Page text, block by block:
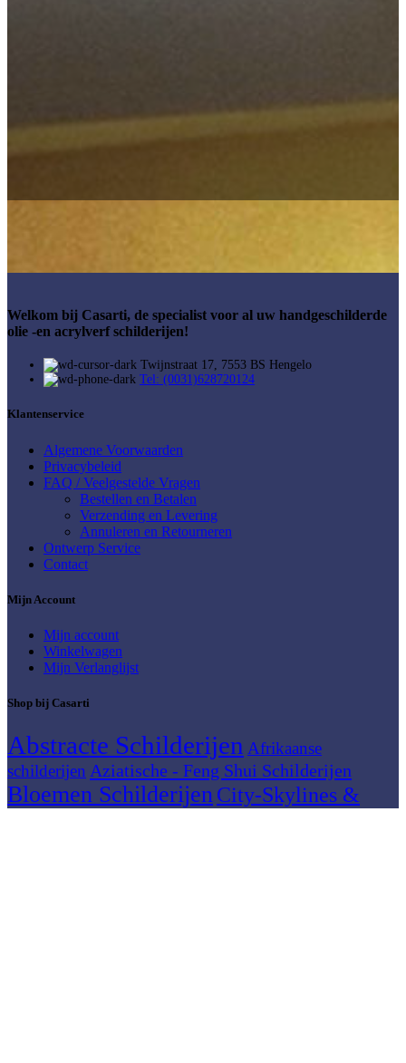
Welkom bij Casarti, de specialist voor al uw handgeschilderde
olie -en acrylverf schilderijen!
Twijnstraat 17, 7553 BS Hengelo
Tel: (0031)628720124
Klantenservice
Algemene Voorwaarden
Privacybeleid
FAQ / Veelgestelde Vragen
Bestellen en Betalen
Verzending en Levering
Annuleren en Retourneren
Ontwerp Service
Contact
Mijn Account
Mijn account
Winkelwagen
Mijn Verlanglijst
Shop bij Casarti
Abstracte Schilderijen Afrikaanse
schilderijen Aziatische - Feng Shui Schilderijen
Bloemen SchilderijenCity-Skylines &